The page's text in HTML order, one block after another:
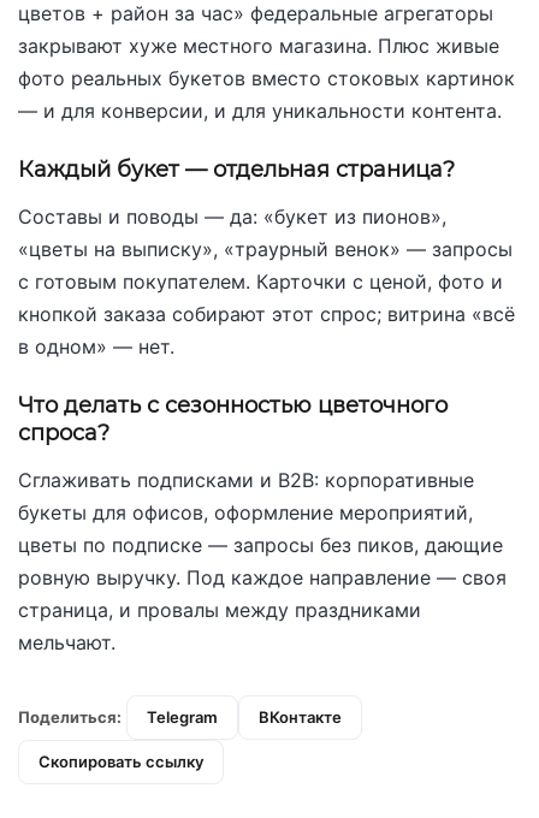
цветов + район за час» федеральные агрегаторы
закрывают хуже местного магазина. Плюс живые
фото реальных букетов вместо стоковых картинок
— и для конверсии, и для уникальности контента.
Каждый букет — отдельная страница?
Составы и поводы — да: «букет из пионов»,
«цветы на выписку», «траурный венок» — запросы
с готовым покупателем. Карточки с ценой, фото и
кнопкой заказа собирают этот спрос; витрина «всё
в одном» — нет.
Что делать с сезонностью цветочного
спроса?
Сглаживать подписками и B2B: корпоративные
букеты для офисов, оформление мероприятий,
цветы по подписке — запросы без пиков, дающие
ровную выручку. Под каждое направление — своя
страница, и провалы между праздниками
мельчают.
Поделиться: Telegram ВКонтакте
Скопировать ссылку